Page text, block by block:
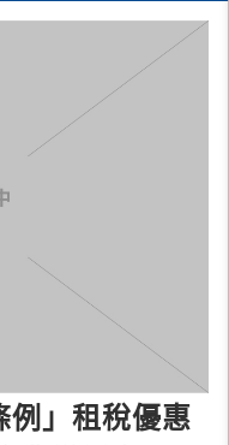
例」租稅優惠